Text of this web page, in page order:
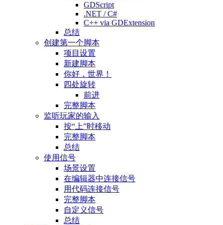
GDScript
.NET / C#
C++ via GDExtension
总结
创建第一个脚本
项目设置
新建脚本
你好，世界！
四处旋转
前进
完整脚本
监听玩家的输入
按“上”时移动
完整脚本
总结
使用信号
场景设置
在编辑器中连接信号
用代码连接信号
完整脚本
自定义信号
总结